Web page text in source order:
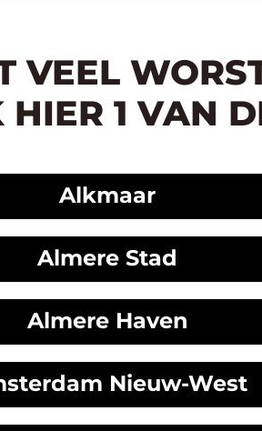
VEEL
1 VAN
Alkmaar
Almere Stad
Almere Haven
Nieuw-West